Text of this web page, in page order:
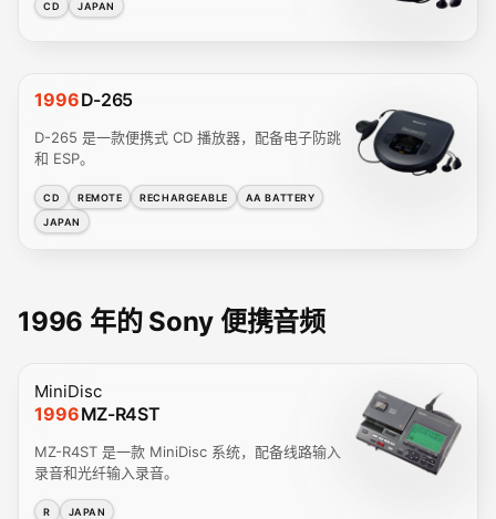
CD JAPAN
1996D-265
D-265 是一款便携式 CD 播放器，配备电子防跳
和 ESP。
CD REMOTE RECHARGEABLE
AA BATTERY
JAPAN
1996 年的 Sony 便携音频
MiniDisc
1996MZ-R4ST
MZ-R4ST 是一款 MiniDisc 系统，配备线路输入
录音和光纤输入录音。
R JAPAN